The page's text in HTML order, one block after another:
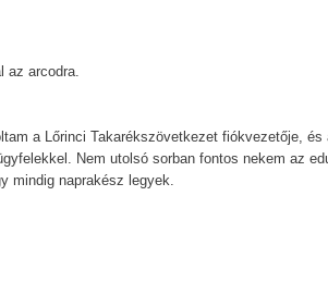
az arcodra.
a Lőrinci Takarékszövetkezet fiókvezetője, és
Nem utolsó sorban fontos nekem az
mindig naprakész legyek.